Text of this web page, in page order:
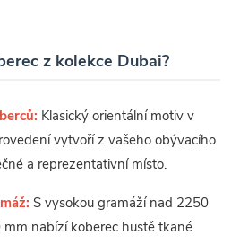
z kolekce Dubai?
Klasický orientální motiv v
vytvoří z vašeho obývacího
a reprezentativní místo.
S vysokou gramáží nad 2250
mm nabízí koberec hustě tkané